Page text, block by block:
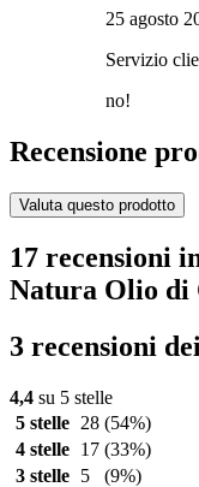
25 agosto
Servizio
no!
Recensione
Valuta questo prodotto
17 recensioni
Natura Olio di
3 recensioni
4,4 su 5 stelle
5 stelle
28 (54%)
4 stelle
17 (33%)
3 stelle
5
(9%)